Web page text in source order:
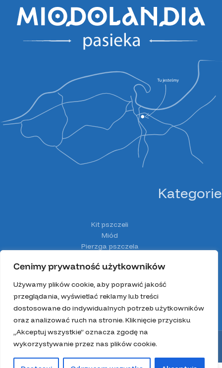
Cenimy prywatność użytkowników
Używamy plików cookie, aby poprawić jakość
przeglądania, wyświetlać reklamy lub treści
dostosowane do indywidualnych potrzeb użytkowników
oraz analizować ruch na stronie. Kliknięcie przycisku
„Akceptuj wszystkie” oznacza zgodę na
wykorzystywanie przez nas plików cookie.
Kategorie
Kit pszczeli
Miód
Pierzga pszczela
Spiżarnia Miodolandia
Z głową w ulu
Zestawy prezentowe
Wszystkie prawa zastrzeżone 2025.
Regulamin|Polityka prywatności|Wysyłka i zwroty